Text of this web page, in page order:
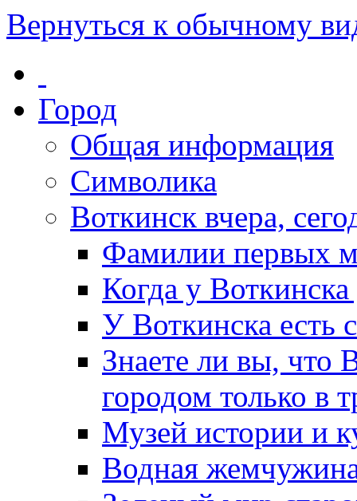
Вернуться к обычному
Город
Общая информация
Символика
Воткинск вчера,
Фамилии первых
Когда у
У Воткинска есть
Знаете ли вы, что
городом только в
Музей истории и
Водная